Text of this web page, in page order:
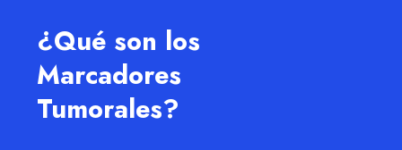
¿Qué son los
Marcadores
Tumorales?